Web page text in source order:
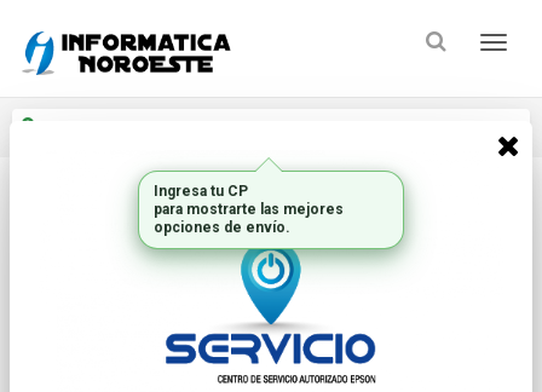
Perifericos Lector Codigo Barras